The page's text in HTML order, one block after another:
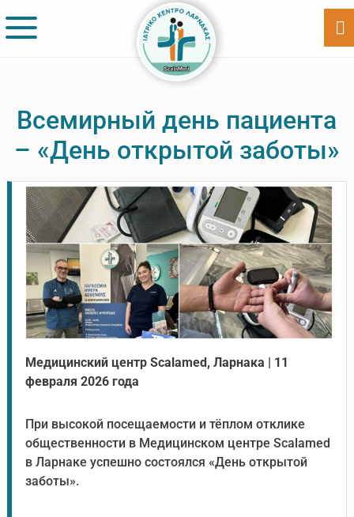
to
to
Всемирный день пациента
– «День открытой заботы»
Медицинский центр Scalamed, Ларнака | 11
февраля 2026 года
При высокой посещаемости и тёплом отклике
общественности в Медицинском центре Scalamed
в Ларнаке успешно состоялся «День открытой
заботы».